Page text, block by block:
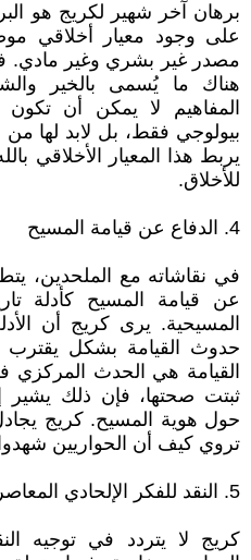
برهان آخر شهير لكريج هو
على وجود معيار أخلاقي
مصدر غير بشري وغير مادي.
هناك ما يُسمى بالخير
المفاهيم لا يمكن أن
بيولوجي فقط، بل لابد لها
يربط هذا المعيار الأخلاقي
للأخلاق.
4. الدفاع عن قيامة المسيح
في نقاشاته مع الملحدين،
عن قيامة المسيح كأدلة
المسيحية. يرى كريج أن
حدوث القيامة بشكل يقترب
القيامة هي الحدث المركزي
ثبتت صحتها، فإن ذلك يشير
حول هوية المسيح. كريج يجادل
تروي كيف أن الحواريين شهدوا
5. النقد للفكر الإلحادي المعاصر
كريج لا يتردد في توجيه